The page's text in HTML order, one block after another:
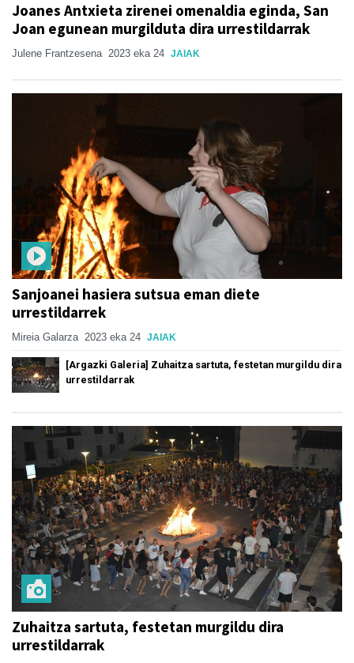
Joanes Antxieta zirenei omenaldia eginda, San
Joan egunean murgilduta dira urrestildarrak
Julene Frantzesena 2023 eka 24 JAIAK
Sanjoanei hasiera sutsua eman diete
urrestildarrek
Mireia Galarza 2023 eka 24 JAIAK
[Argazki Galeria] Zuhaitza sartuta, festetan murgildu dira
urrestildarrak
Zuhaitza sartuta, festetan murgildu dira
urrestildarrak